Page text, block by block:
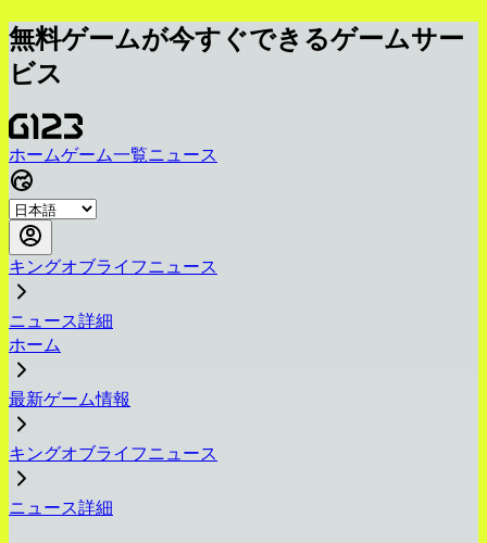
無料ゲームが今すぐできるゲームサー
ビス
ホームゲーム一覧ニュース
キングオブライフニュース
ニュース詳細
ホーム
最新ゲーム情報
キングオブライフニュース
ニュース詳細